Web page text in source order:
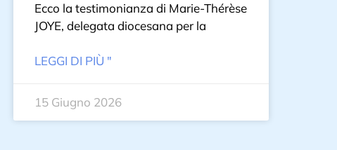
Ecco la testimonianza di Marie-Thérèse
JOYE, delegata diocesana per la
LEGGI DI PIÙ "
15 Giugno 2026